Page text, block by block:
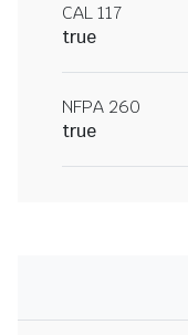
CAL 117
true
NFPA 260
true